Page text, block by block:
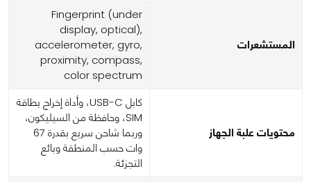
المستشعرات
Fingerprint (under
display, optical),
accelerometer, gyro,
proximity, compass,
color spectrum
محتويات علبة الجهاز
كابل USB-C، وأداة إخراج بطاقة
SIM، وحافظة من السيليكون،
وربما شاحن سريع بقدرة 67
وات حسب المنطقة وبائع
التجزئة.